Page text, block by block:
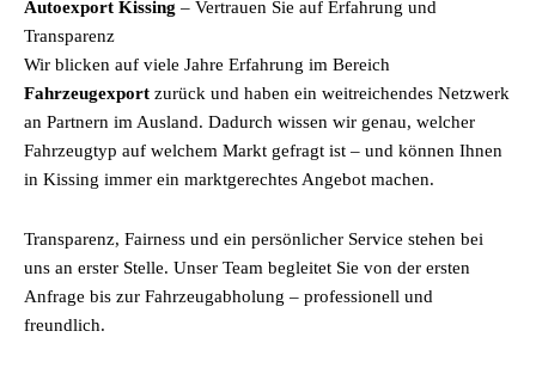
Autoexport Kissing – Vertrauen Sie auf Erfahrung und
Transparenz
Wir blicken auf viele Jahre Erfahrung im Bereich
Fahrzeugexport zurück und haben ein weitreichendes Netzwerk
an Partnern im Ausland. Dadurch wissen wir genau, welcher
Fahrzeugtyp auf welchem Markt gefragt ist – und können Ihnen
in Kissing immer ein marktgerechtes Angebot machen.
Transparenz, Fairness und ein persönlicher Service stehen bei
uns an erster Stelle. Unser Team begleitet Sie von der ersten
Anfrage bis zur Fahrzeugabholung – professionell und
freundlich.